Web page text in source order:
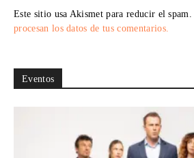
Este sitio usa Akismet para reducir el spam.
procesan los datos de tus comentarios.
Eventos